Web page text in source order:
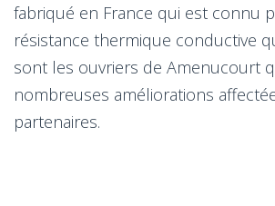
fabriqué en France qui est connu
résistance thermique conductive
sont les ouvriers de Amenucourt
nombreuses améliorations
partenaires.